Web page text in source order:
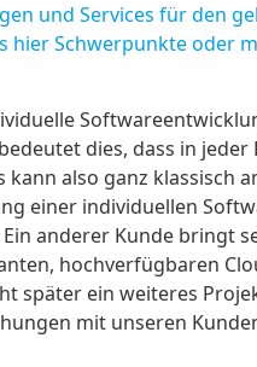
und Services für den
hier Schwerpunkte oder
dies, dass in jeder
also ganz klassisch
einer individuellen
anderer Kunde bringt
hochverfügbaren
später ein weiteres
mit unseren